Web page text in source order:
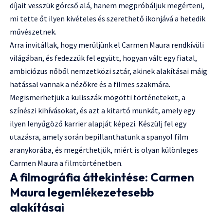
díjait vesszük górcső alá, hanem megpróbáljuk megérteni,
mi tette őt ilyen kivételes és szerethető ikonjává a hetedik
művészetnek.
Arra invitállak, hogy merüljünk el Carmen Maura rendkívüli
világában, és fedezzük fel együtt, hogyan vált egy fiatal,
ambiciózus nőből nemzetközi sztár, akinek alakításai máig
hatással vannak a nézőkre és a filmes szakmára.
Megismerhetjük a kulisszák mögötti történeteket, a
színészi kihívásokat, és azt a kitartó munkát, amely egy
ilyen lenyűgöző karrier alapját képezi. Készülj fel egy
utazásra, amely során bepillanthatunk a spanyol film
aranykorába, és megérthetjük, miért is olyan különleges
Carmen Maura a filmtörténetben.
A filmográfia áttekintése: Carmen
Maura legemlékezetesebb
alakításai